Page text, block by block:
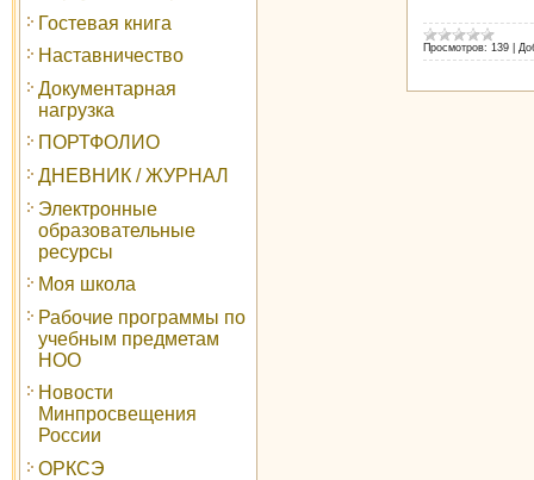
Гостевая книга
Наставничество
Документарная
нагрузка
ПОРТФОЛИО
ДНЕВНИК / ЖУРНАЛ
Электронные
образовательные
ресурсы
Моя школа
Рабочие программы по
учебным предметам
НОО
Новости
Минпросвещения
России
ОРКСЭ
Просмотров: 139